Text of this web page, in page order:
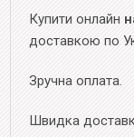
Купити онлайн
доставкою по
Зручна оплата.
Швидка